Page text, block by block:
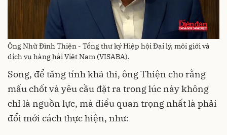
Ông Nhữ Đình Thiện - Tổng thư ký Hiệp hội Đại lý, môi giới và
dịch vụ hàng hải Việt Nam (VISABA).
Song, để tăng tính khả thi, ông Thiện cho rằng
mấu chốt và yêu cầu đặt ra trong lúc này không
chỉ là nguồn lực, mà điểu quan trọng nhất là phải
đổi mới cách thực hiện, như: